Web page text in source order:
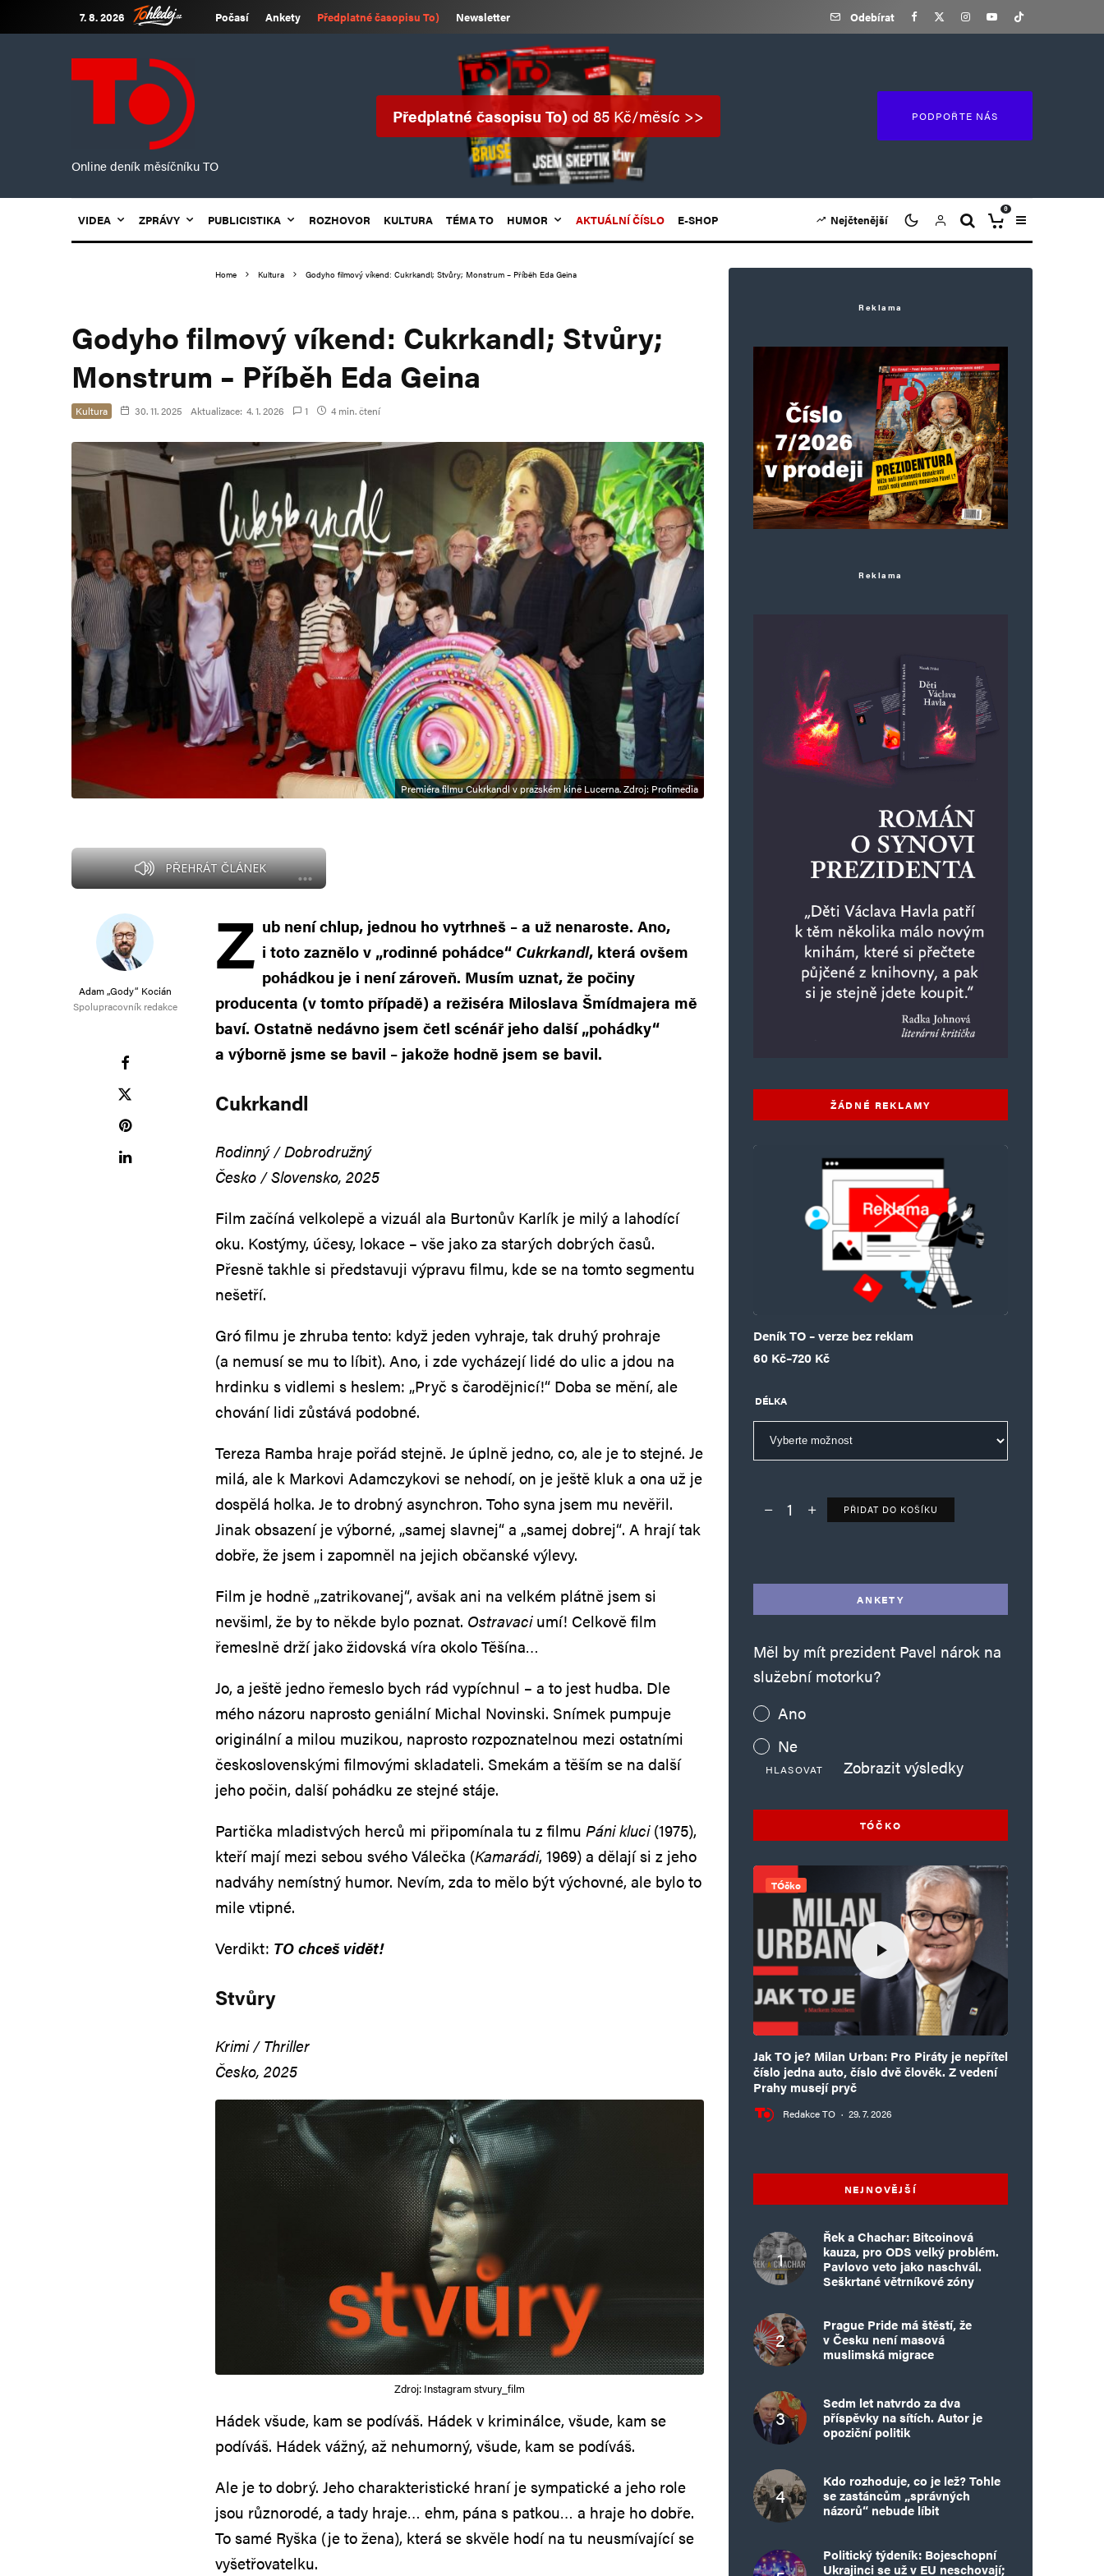
7. 8. 2026 Počasí Ankety Předplatné časopisu To) Newsletter Odebírat
Online deník měsíčníku TO
Předplatné časopisu To)od 85 Kč/měsíc >> PODPOŘTE NÁS
VIDEA ZPRÁVY PUBLICISTIKA ROZHOVOR KULTURA TÉMA TO HUMOR AKTUÁLNÍ ČÍSLO E-SHOP Nejčtenější
0
Home Kultura Godyho filmový víkend: Cukrkandl; Stvůry; Monstrum – Příběh Eda Geina
Godyho filmový víkend: Cukrkandl; Stvůry;
Monstrum – Příběh Eda Geina
Kultura 30. 11. 2025 Aktualizace: 4. 1. 2026 1 4 min. čtení
Premiéra filmu Cukrkandl v pražském kině Lucerna. Zdroj: Profimedia
PŘEHRÁT ČLÁNEK
Adam „Gody“ Kocián
Spolupracovník redakce
Z ub není chlup, jednou ho vytrhneš – a už nenaroste. Ano,
i toto zaznělo v „rodinné pohádce“ Cukrkandl, která ovšem
pohádkou je i není zároveň. Musím uznat, že počiny
producenta (v tomto případě) a režiséra Miloslava Šmídmajera mě
baví. Ostatně nedávno jsem četl scénář jeho další „pohádky“
a výborně jsme se bavil – jakože hodně jsem se bavil.
Cukrkandl
Rodinný / Dobrodružný
Česko / Slovensko, 2025
Film začíná velkolepě a vizuál ala Burtonův Karlík je milý a lahodící
oku. Kostýmy, účesy, lokace – vše jako za starých dobrých časů.
Přesně takhle si představuji výpravu filmu, kde se na tomto segmentu
nešetří.
Gró filmu je zhruba tento: když jeden vyhraje, tak druhý prohraje
(a nemusí se mu to líbit). Ano, i zde vycházejí lidé do ulic a jdou na
hrdinku s vidlemi s heslem: „Pryč s čarodějnicí!“ Doba se mění, ale
chování lidi zůstává podobné.
Tereza Ramba hraje pořád stejně. Je úplně jedno, co, ale je to stejné. Je
milá, ale k Markovi Adamczykovi se nehodí, on je ještě kluk a ona už je
dospělá holka. Je to drobný asynchron. Toho syna jsem mu nevěřil.
Jinak obsazení je výborné, „samej slavnej“ a „samej dobrej“. A hrají tak
dobře, že jsem i zapomněl na jejich občanské výlevy.
Film je hodně „zatrikovanej“, avšak ani na velkém plátně jsem si
nevšiml, že by to někde bylo poznat. Ostravaciumí! Celkově film
řemeslně drží jako židovská víra okolo Těšína…
Jo, a ještě jedno řemeslo bych rád vypíchnul – a to jest hudba. Dle
mého názoru naprosto geniální Michal Novinski. Snímek pumpuje
originální a milou muzikou, naprosto rozpoznatelnou mezi ostatními
československými filmovými skladateli. Smekám a těším se na další
jeho počin, další pohádku ze stejné stáje.
Partička mladistvých herců mi připomínala tu z filmu Páni kluci(1975),
kteří mají mezi sebou svého Válečka (Kamarádi, 1969) a dělají si z jeho
nadváhy nemístný humor. Nevím, zda to mělo být výchovné, ale bylo to
mile vtipné.
Verdikt: TO chceš vidět!
Stvůry
Krimi / Thriller
Česko, 2025
Zdroj: Instagram stvury_film
Hádek všude, kam se podíváš. Hádek v kriminálce, všude, kam se
podíváš. Hádek vážný, až nehumorný, všude, kam se podíváš.
Ale je to dobrý. Jeho charakteristické hraní je sympatické a jeho role
jsou různorodé, a tady hraje… ehm, pána s patkou… a hraje ho dobře.
To samé Ryška (je to žena), která se skvěle hodí na tu neusmívající se
vyšetřovatelku.
Reklama
Reklama
ŽÁDNÉ REKLAMY
Deník TO – verze bez reklam
60 Kč–720 Kč
Rozpětí cen: 60 Kč až 720 Kč
DÉLKA
Deník TO – verze bez reklam množství
PŘIDAT DO KOŠÍKU
ANKETY
Měl by mít prezident Pavel nárok na
služební motorku?
Ano
Ne
HLASOVAT Zobrazit výsledky
TÓČKO
TÓčko
Jak TO je? Milan Urban: Pro Piráty je nepřítel
číslo jedna auto, číslo dvě člověk. Z vedení
Prahy musejí pryč
Redakce TO · 29. 7. 2026
NEJNOVĚJŠÍ
Řek a Chachar: Bitcoinová
kauza, pro ODS velký problém.
Pavlovo veto jako naschvál.
Seškrtané větrníkové zóny
Prague Pride má štěstí, že
v Česku není masová
muslimská migrace
Sedm let natvrdo za dva
příspěvky na sítích. Autor je
opoziční politik
Kdo rozhoduje, co je lež? Tohle
se zastáncům „správných
názorů“ nebude líbit
Politický týdeník: Bojeschopní
Ukrajinci se už v EU neschovají;